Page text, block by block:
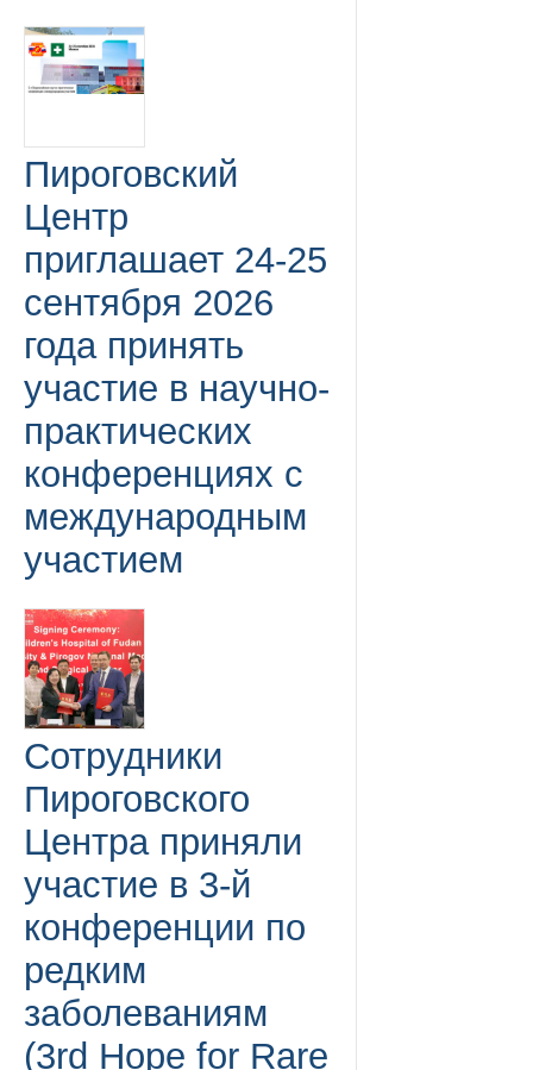
Пироговский
Центр
приглашает 24-25
сентября 2026
года принять
участие в научно-
практических
конференциях с
международным
участием
Сотрудники
Пироговского
Центра приняли
участие в 3-й
конференции по
редким
заболеваниям
(3rd Hope for Rare